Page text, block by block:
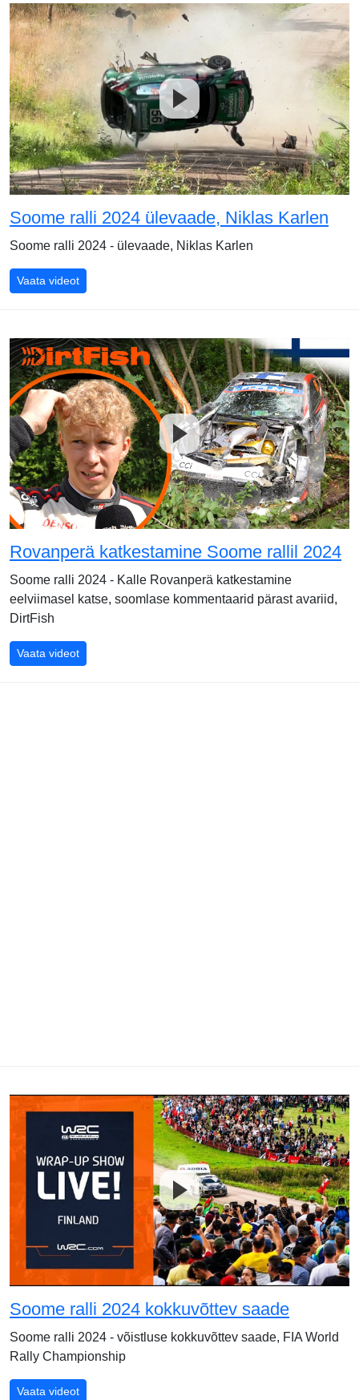
Soome ralli 2024 ülevaade, Niklas Karlen
Soome ralli 2024 - ülevaade, Niklas Karlen
Vaata videotSoome ralli 2024 ülevaade, Niklas Karlen
Rovanperä katkestamine Soome rallil 2024
Soome ralli 2024 - Kalle Rovanperä katkestamine
eelviimasel katse, soomlase kommentaarid pärast avariid,
DirtFish
Vaata videotRovanperä katkestamine Soome rallil 2024
Soome ralli 2024 kokkuvõttev saade
Soome ralli 2024 - võistluse kokkuvõttev saade, FIA World
Rally Championship
Vaata videotSoome ralli 2024 kokkuvõttev saade